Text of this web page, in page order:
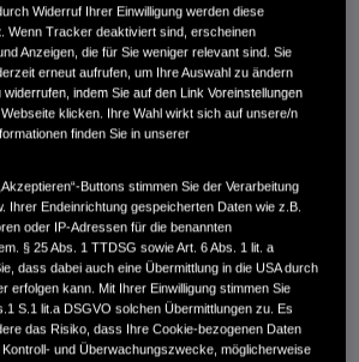
25 cm³ Hubraum, abgewinkelter
Einhandbügel.
Widerruf Ihrer Einwilligung werden diese
Wenn Tracker deaktiviert sind, erscheinen
Anzeigen, die für Sie weniger relevant sind. Sie
erneut aufrufen, um Ihre Auswahl zu ändern
indem Sie auf den Link Voreinstellungen
klicken. Ihre Wahl wirkt sich auf unsere/n
finden Sie in unserer
Buttons stimmen Sie der Verarbeitung
Ihrer Endeinrichtung gespeicherten Daten wie z.B.
oder IP-Adressen für die benannten
§ 25 Abs. 1 TTDSG sowie Art. 6 Abs. 1 lit. a
dass dabei auch eine Übermittlung in die USA durch
erfolgen kann. Mit Ihrer Einwilligung stimmen Sie
S.1 lit.a DSGVO solchen Übermittlungen zu. Es
das Risiko, dass Ihre Cookie-bezogenen Daten
und Überwachungszwecke, möglicherweise